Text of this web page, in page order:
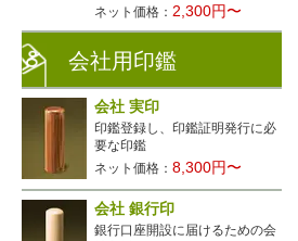
ネット価格：2,300円〜
会社用印鑑
会社 実印
印鑑登録し、印鑑証明発行に必
要な印鑑
ネット価格：8,300円〜
会社 銀行印
銀行口座開設に届けるための会